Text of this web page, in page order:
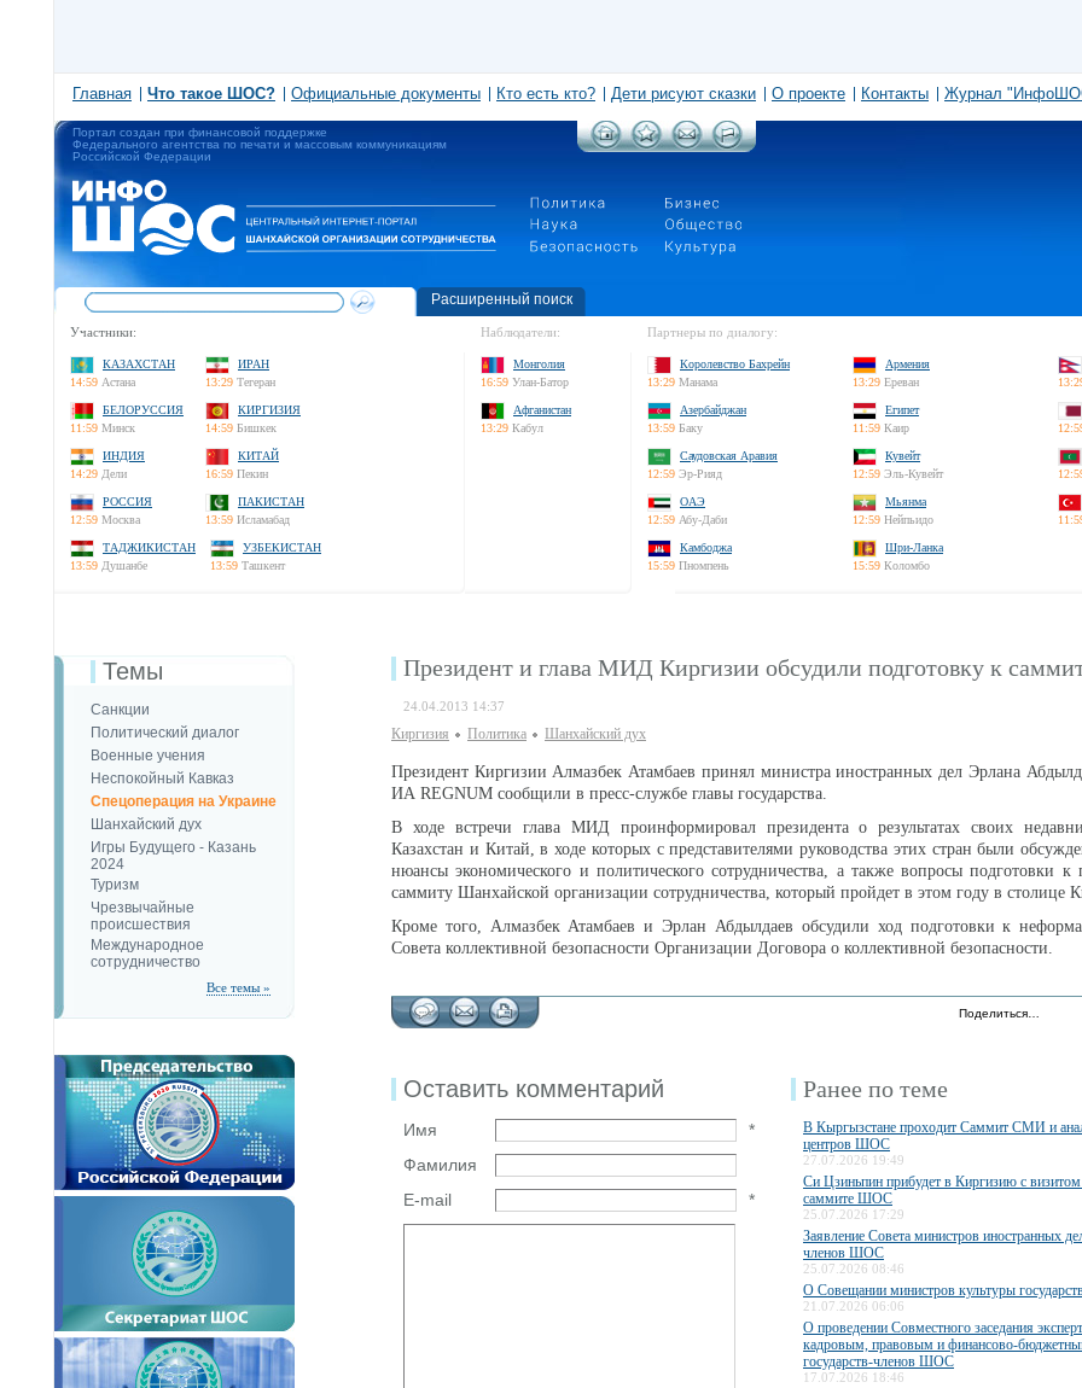
Главная Что такое ШОС? Официальные документы Кто есть кто? Дети рисуют сказки О проекте Контакты Журнал
Портал создан при финансовой поддержке
Федерального агентства по печати и массовым коммуникациям
Российской Федерации
Расширенный поиск
Участники:
КАЗАХСТАН
14:59 Астана
ИРАН
13:29 Тегеран
БЕЛОРУССИЯ
11:59 Минск
КИРГИЗИЯ
14:59 Бишкек
ИНДИЯ
14:29 Дели
КИТАЙ
16:59 Пекин
РОССИЯ
12:59 Москва
ПАКИСТАН
13:59 Исламабад
ТАДЖИКИСТАН
13:59 Душанбе
УЗБЕКИСТАН
13:59 Ташкент
Наблюдатели:
Монголия
16:59 Улан-Батор
Афганистан
13:29 Кабул
Партнеры по диалогу:
Королевство Бахрейн
13:29 Манама
Армения
13:29 Ереван
Азербайджан
13:59 Баку
Египет
11:59 Каир
Саудовская Аравия
12:59 Эр-Рияд
Кувейт
12:59 Эль-Кувейт
ОАЭ
12:59 Абу-Даби
Мьянма
12:59 Нейпьидо
Камбоджа
15:59 Пномпень
Шри-Ланка
15:59 Коломбо
Темы
Санкции
Политический диалог
Военные учения
Неспокойный Кавказ
Спецоперация на Украине
Шанхайский дух
Игры Будущего - Казань
2024
Туризм
Чрезвычайные
происшествия
Международное
сотрудничество
Все темы »
Президент и глава МИД Киргизии обсудили подготовку к
24.04.2013 14:37
Киргизия Политика Шанхайский дух
Президент Киргизии Алмазбек Атамбаев принял министра иностранных дел Эрлана
ИА REGNUM сообщили в пресс-службе главы государства.
В ходе встречи глава МИД проинформировал президента о результатах своих
Казахстан и Китай, в ходе которых с представителями руководства этих стран были
нюансы экономического и политического сотрудничества, а также вопросы подготовки к
саммиту Шанхайской организации сотрудничества, который пройдет в этом году в столице
Кроме того, Алмазбек Атамбаев и Эрлан Абдылдаев обсудили ход подготовки к
Совета коллективной безопасности Организации Договора о коллективной безопасности.
Поделиться…
Оставить комментарий
Имя
*
Фамилия
E-mail
*
Ранее по теме
В Кыргызстане проходит Саммит СМИ и
центров ШОС
27.07.2026 19:49
Си Цзиньпин прибудет в Киргизию с
саммите ШОС
25.07.2026 17:29
Заявление Совета министров иностранных
членов ШОС
25.07.2026 08:46
О Совещании министров культуры
21.07.2026 06:06
О проведении Совместного заседания
кадровым, правовым и финансово-
государств-членов ШОС
17.07.2026 18:46